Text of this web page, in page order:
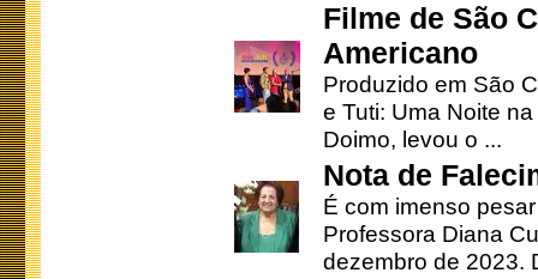
Filme de São
Americano
Produzido em São
e Tuti: Uma Noite
Doimo, levou o ...
Nota de
É com imenso
Professora Diana
dezembro de 2023.